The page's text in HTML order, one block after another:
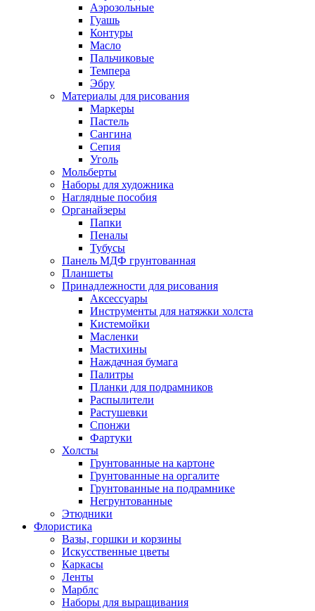
Аэрозольные
Гуашь
Контуры
Масло
Пальчиковые
Темпера
Эбру
Материалы для рисования
Маркеры
Пастель
Сангина
Сепия
Уголь
Мольберты
Наборы для художника
Наглядные пособия
Органайзеры
Папки
Пеналы
Тубусы
Панель МДФ грунтованная
Планшеты
Принадлежности для рисования
Аксессуары
Инструменты для натяжки холста
Кистемойки
Масленки
Мастихины
Наждачная бумага
Палитры
Планки для подрамников
Распылители
Растушевки
Спонжи
Фартуки
Холсты
Грунтованные на картоне
Грунтованные на оргалите
Грунтованные на подрамнике
Негрунтованные
Этюдники
Флористика
Вазы, горшки и корзины
Искусственные цветы
Каркасы
Ленты
Марблс
Наборы для выращивания